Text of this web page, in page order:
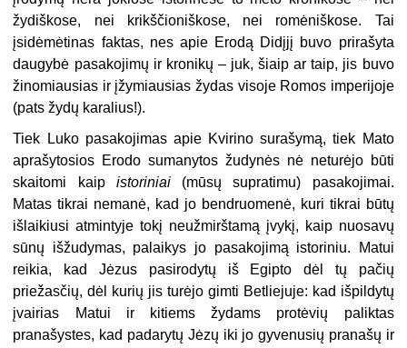
žydiškose, nei krikščioniškose, nei romėniškose. Tai
įsidėmėtinas faktas, nes apie Erodą Didįjį buvo prirašyta
daugybė pasakojimų ir kronikų – juk, šiaip ar taip, jis buvo
žinomiausias ir įžymiausias žydas visoje Romos imperijoje
(pats žydų karalius!).
Tiek Luko pasakojimas apie Kvirino surašymą, tiek Mato
aprašytosios Erodo sumanytos žudynės nė neturėjo būti
skaitomi kaip istoriniai (mūsų supratimu) pasakojimai.
Matas tikrai nemanė, kad jo bendruomenė, kuri tikrai būtų
išlaikiusi atmintyje tokį neužmirštamą įvykį, kaip nuosavų
sūnų išžudymas, palaikys jo pasakojimą istoriniu. Matui
reikia, kad Jėzus pasirodytų iš Egipto dėl tų pačių
priežasčių, dėl kurių jis turėjo gimti Betliejuje: kad išpildytų
įvairias Matui ir kitiems žydams protėvių paliktas
pranašystes, kad padarytų Jėzų iki jo gyvenusių pranašų ir